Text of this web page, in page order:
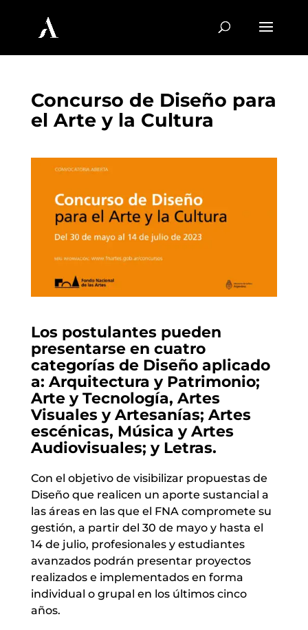
Concurso de Diseño para
el Arte y la Cultura
Los postulantes pueden
presentarse en cuatro
categorías de Diseño aplicado
a: Arquitectura y Patrimonio;
Arte y Tecnología, Artes
Visuales y Artesanías; Artes
escénicas, Música y Artes
Audiovisuales; y Letras.
Con el objetivo de visibilizar propuestas de
Diseño que realicen un aporte sustancial a
las áreas en las que el FNA compromete su
gestión, a partir del 30 de mayo y hasta el
14 de julio, profesionales y estudiantes
avanzados podrán presentar proyectos
realizados e implementados en forma
individual o grupal en los últimos cinco
años.